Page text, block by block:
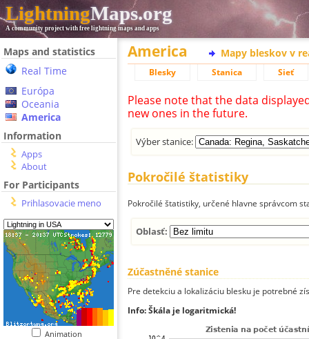
LightningMaps.org
A community project with free lightning maps and apps
Maps and statistics
Real Time
Európa
Oceania
America
Information
Apps
About
For Participants
Prihlasovacie meno
Animation
America Mapy bleskov v
Blesky Stanica Sieť
Please note that the data
new ones in the future.
Výber stanice:
Pokročilé štatistiky
Pokročilé štatistiky, určené hlavne správcom
Oblasť:
Zúčastněné stanice
Pre detekciu a lokalizáciu blesku je potrebné
Info: Škála je logaritmická!